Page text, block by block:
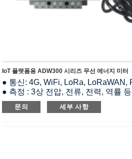
IoT 플랫폼용 ADW300 시리즈 무선 에너지 미터
● 통신: 4G, WiFi, LoRa, LoRaWAN,
● 측정 : 3상 전압, 전류, 전력, 역률 등
● 적용분야 : 빌딩, 공장, 스마트그리
● 정격 전압: AC 3*220/380V, 3*230/
문의 세부 사항